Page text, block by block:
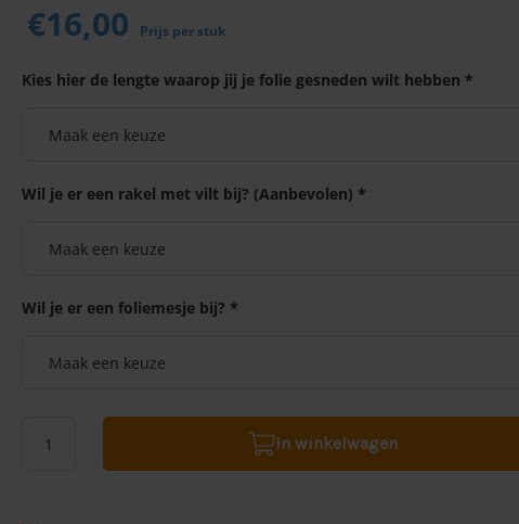
€16,00 Prijs per stuk
Kies hier de lengte waarop jij je folie gesneden wilt hebben *
Wil je er een rakel met vilt bij? (Aanbevolen) *
Wil je er een foliemesje bij? *
In winkelwagen